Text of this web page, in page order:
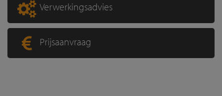
Verwerkingsadvies
Prijsaanvraag